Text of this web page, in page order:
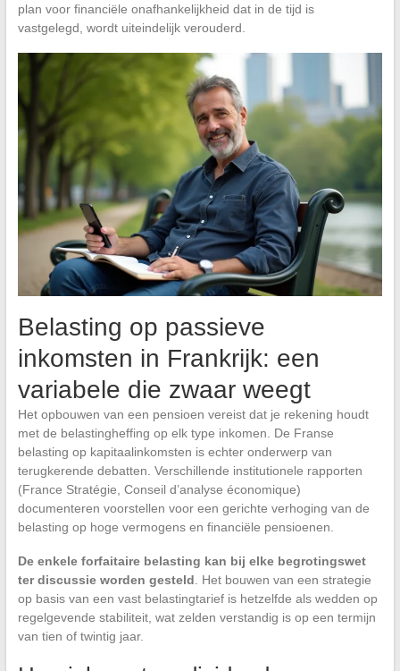
plan voor financiële onafhankelijkheid dat in de tijd is
vastgelegd, wordt uiteindelijk verouderd.
Belasting op passieve
inkomsten in Frankrijk: een
variabele die zwaar weegt
Het opbouwen van een pensioen vereist dat je rekening houdt
met de belastingheffing op elk type inkomen. De Franse
belasting op kapitaalinkomsten is echter onderwerp van
terugkerende debatten. Verschillende institutionele rapporten
(France Stratégie, Conseil d’analyse économique)
documenteren voorstellen voor een gerichte verhoging van de
belasting op hoge vermogens en financiële pensioenen.
De enkele forfaitaire belasting kan bij elke begrotingswet
ter discussie worden gesteld. Het bouwen van een strategie
op basis van een vast belastingtarief is hetzelfde als wedden op
regelgevende stabiliteit, wat zelden verstandig is op een termijn
van tien of twintig jaar.